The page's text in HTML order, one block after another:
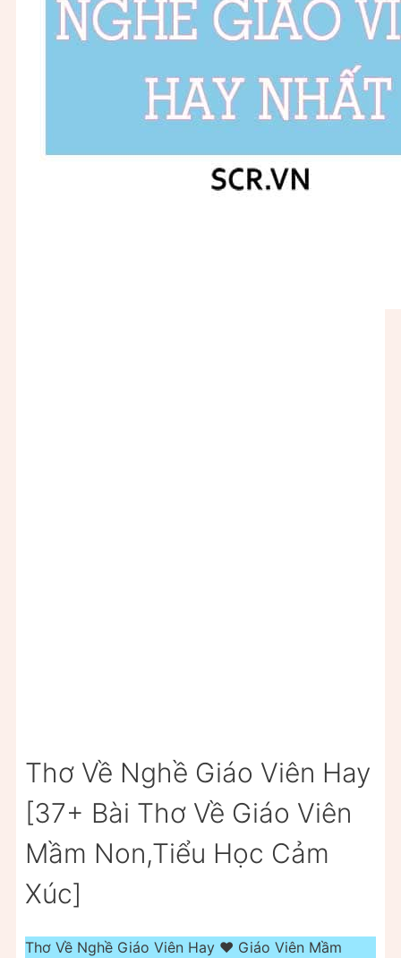
Thơ Về Nghề Giáo Viên Hay
[37+ Bài Thơ Về Giáo Viên
Mầm Non,Tiểu Học Cảm
Xúc]
Thơ Về Nghề Giáo Viên Hay ❤️️ Giáo Viên Mầm